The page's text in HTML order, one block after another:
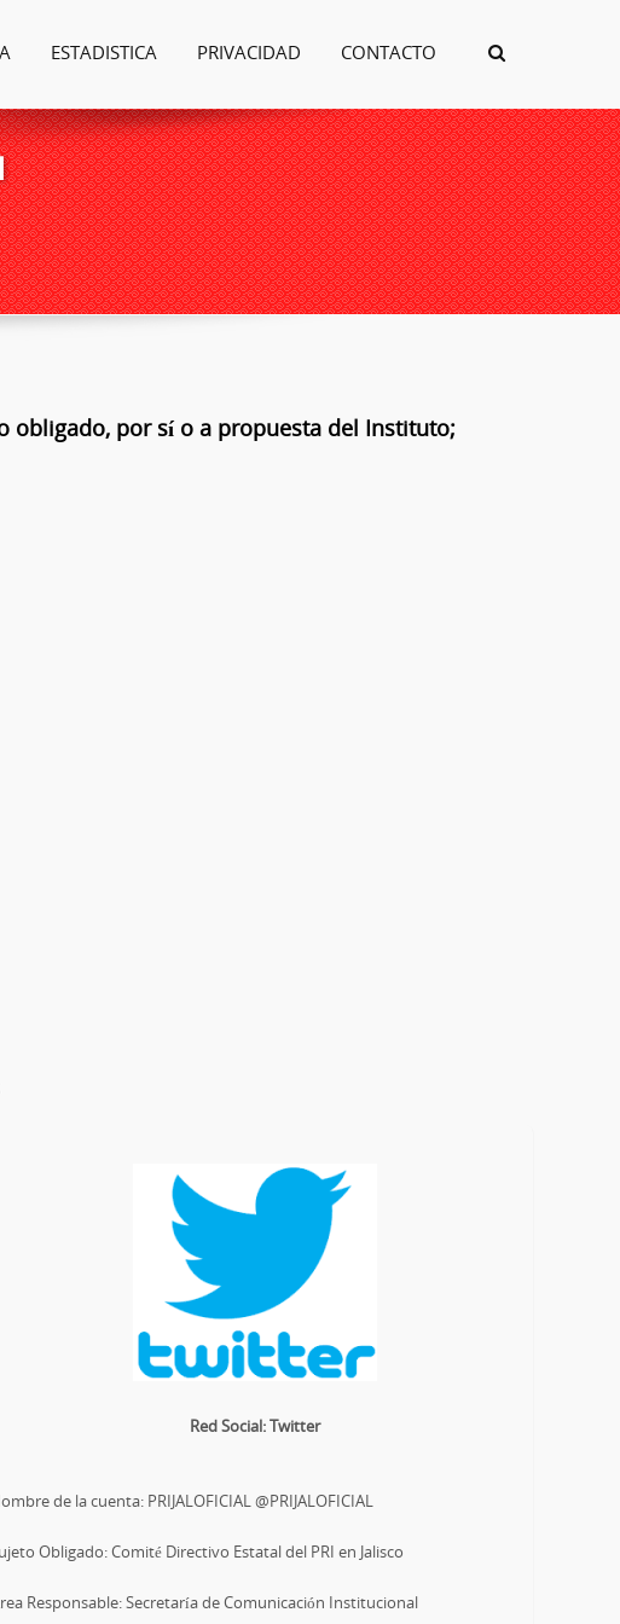
ESTADISTICA PRIVACIDAD CONTACTO
obligado, por sí o a propuesta del Instituto;
Red Social: Twitter
de la cuenta: PRIJALOFICIAL @PRIJALOFICIAL
Obligado: Comité Directivo Estatal del PRI en Jalisco
Responsable: Secretaría de Comunicación Institucional